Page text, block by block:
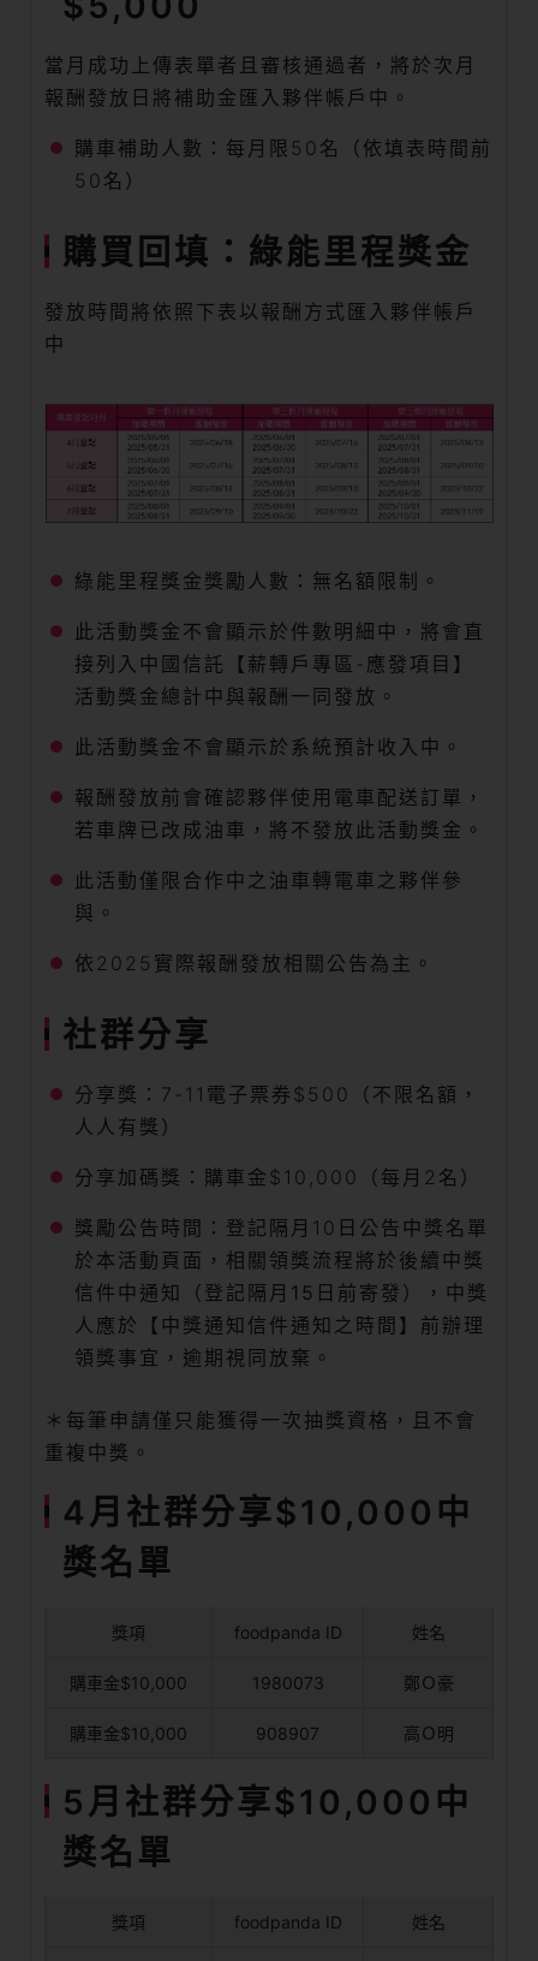
當月成功上傳表單者且審核通過者，將於次月
報酬發放日將補助金匯入夥伴帳戶中。
購車補助人數：每月限50名（依填表時間前
50名）
購買回填：綠能里程獎金
發放時間將依照下表以報酬方式匯入夥伴帳戶
中
綠能里程獎金獎勵人數：無名額限制。
此活動獎金不會顯示於件數明細中，將會直
接列入中國信託【薪轉戶專區-應發項目】
活動獎金總計中與報酬一同發放。
此活動獎金不會顯示於系統預計收入中。
報酬發放前會確認夥伴使用電車配送訂單，
若車牌已改成油車，將不發放此活動獎金。
此活動僅限合作中之油車轉電車之夥伴參
與。
依2025實際報酬發放相關公告為主。
社群分享
分享獎：7-11電子票券$500（不限名額，
人人有獎）
分享加碼獎：購車金$10,000（每月2名）
獎勵公告時間：登記隔月10日公告中獎名單
於本活動頁面， 相關領獎流程將於後續中獎
信件中通知（登記隔月15日前寄發）
，中獎
人應於【中獎通知信件通知之時間】前辦理
領獎事宜，逾期視同放棄。
＊每筆申請僅只能獲得一次抽獎資格，且不會
重複中獎。
4月社群分享$10,000中
獎名單
獎項 foodpanda ID 姓名
購車金$10,000 1980073 鄭Ｏ豪
購車金$10,000 908907 高Ｏ明
5月社群分享$10,000中
獎名單
獎項 foodpanda ID 姓名